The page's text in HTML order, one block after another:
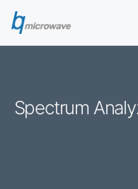
Spectrum